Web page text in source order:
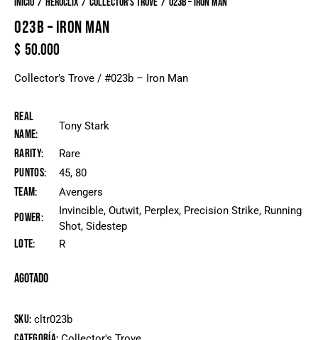
023B – IRON MAN
$ 50.000
Collector’s Trove / #023b – Iron Man
Real
Name
Tony Stark
Rarity Rare
Puntos 45, 80
Team Avengers
Power
Invincible, Outwit, Perplex, Precision Strike, Running
Shot, Sidestep
Lote R
Agotado
SKU: cltr023b